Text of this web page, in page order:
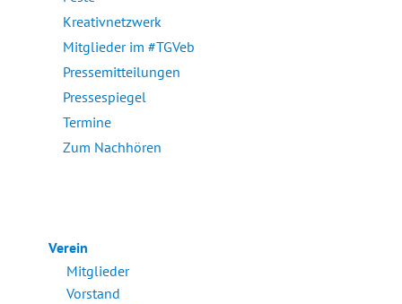
Kreativnetzwerk
Mitglieder im #TGVeb
Pressemitteilungen
Pressespiegel
Termine
Zum Nachhören
Verein
Mitglieder
Vorstand